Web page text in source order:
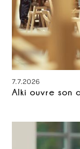
7.7.2026
Alki ouvre son